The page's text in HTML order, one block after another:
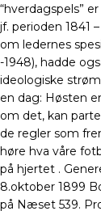
“hverdagspels”
jf. perioden 1841
om ledernes
-1948), hadde
ideologiske
en dag: Høsten
om det, kan
de regler som
høre hva våre
på hjertet .
8.oktober 1899
på Næset 539.